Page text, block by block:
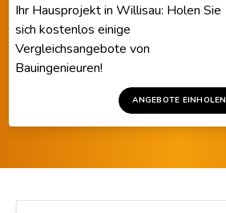
Ihr Hausprojekt in Willisau: Holen Sie
sich kostenlos einige
Vergleichsangebote von
Bauingenieuren!
ANGEBOTE EINHOLEN